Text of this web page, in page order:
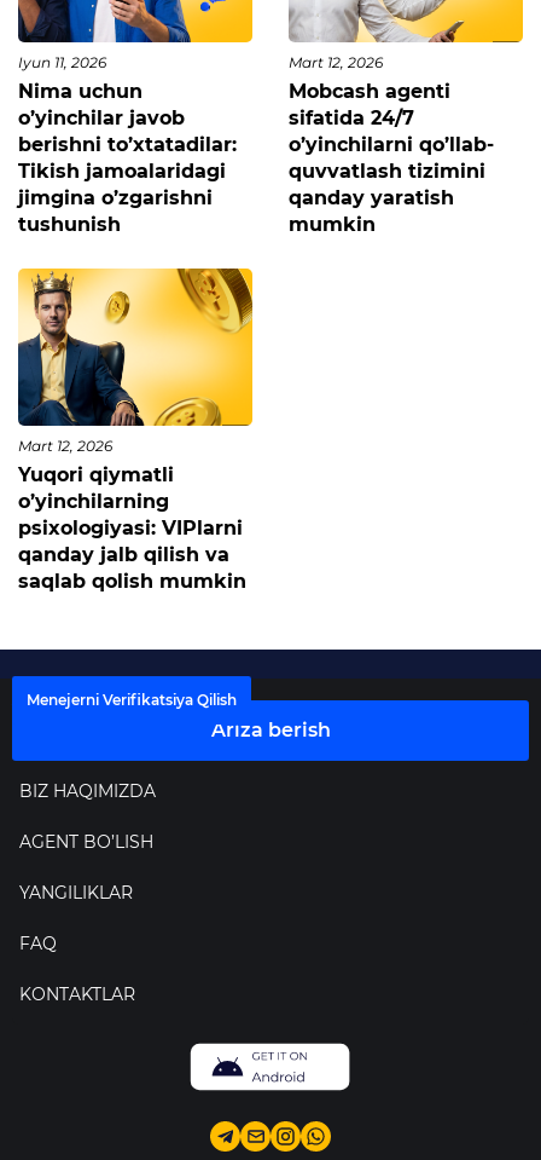
Iyun 11, 2026
Nima uchun
o’yinchilar javob
berishni to’xtatadilar:
Tikish jamoalaridagi
jimgina o’zgarishni
tushunish
Mart 12, 2026
Mobcash agenti
sifatida 24/7
o’yinchilarni qo’llab-
quvvatlash tizimini
qanday yaratish
mumkin
Mart 12, 2026
Yuqori qiymatli
o’yinchilarning
psixologiyasi: VIPlarni
qanday jalb qilish va
saqlab qolish mumkin
BIZ HAQIMIZDA
AGENT BO’LISH
YANGILIKLAR
FAQ
KONTAKTLAR
Ariza berish
Menejerni Verifikatsiya Qilish